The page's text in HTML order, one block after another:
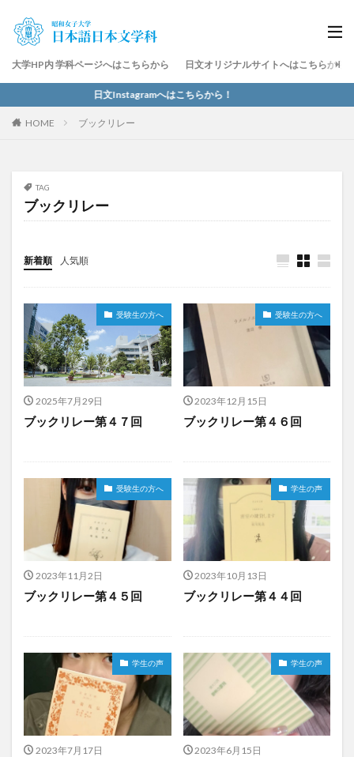
大学HP内 学科ページへはこちらから 日文オリジナルサイトへはこちらから
日文Instagramへはこちらから！
HOME ブックリレー
TAG
ブックリレー
新着順 人気順
受験生の方へ
2025年7月29日
ブックリレー第４７回
受験生の方へ
2023年12月15日
ブックリレー第４６回
受験生の方へ
2023年11月2日
ブックリレー第４５回
学生の声
2023年10月13日
ブックリレー第４４回
学生の声
2023年7月17日
学生の声
2023年6月15日